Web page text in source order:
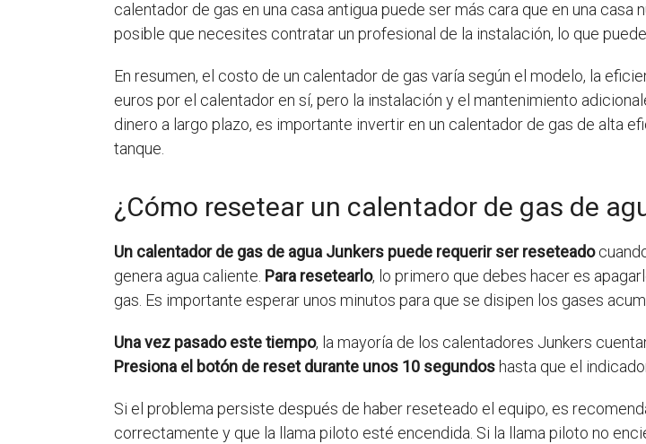
calentador de gas en una casa antigua puede ser más cara que en una
posible que necesites contratar un profesional de la instalación, lo que
En resumen, el costo de un calentador de gas varía según el modelo, la
euros por el calentador en sí, pero la instalación y el mantenimiento
dinero a largo plazo, es importante invertir en un calentador de gas de alta
tanque.
¿Cómo resetear un calentador de gas de
Un calentador de gas de agua Junkers puede requerir ser reseteado
genera agua caliente. Para resetearlo, lo primero que debes hacer es
gas. Es importante esperar unos minutos para que se disipen los gases
Una vez pasado este tiempo, la mayoría de los calentadores Junkers
Presiona el botón de reset durante unos 10 segundos hasta que el
Si el problema persiste después de haber reseteado el equipo, es
correctamente y que la llama piloto esté encendida. Si la llama piloto no